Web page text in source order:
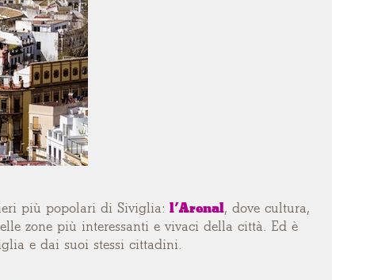
più popolari di Siviglia: l’Arenal, dove cultura,
zone più interessanti e vivaci della città. Ed è
e dai suoi stessi cittadini.